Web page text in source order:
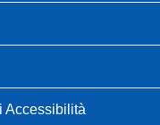
Accessibilità